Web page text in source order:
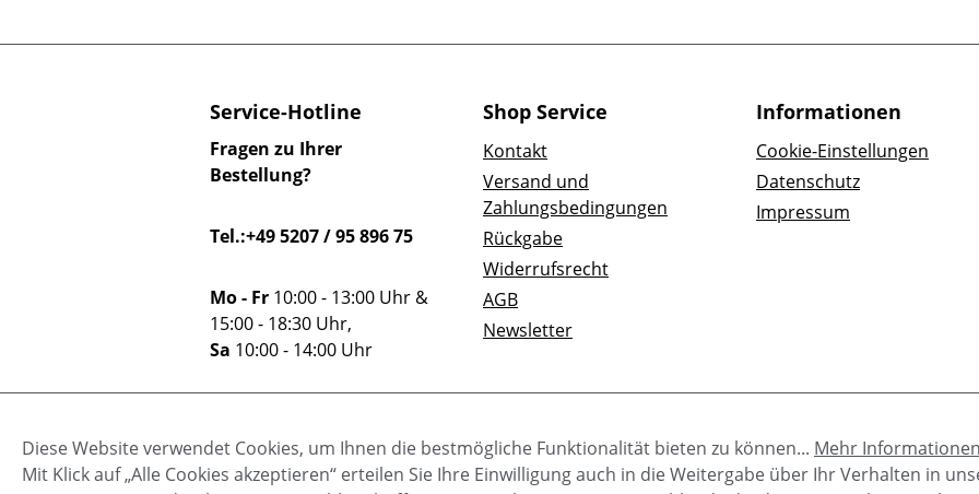
Service-Hotline
Fragen zu Ihrer
Bestellung?
Tel.:+49 5207 / 95 896 75
Mo - Fr 10:00 - 13:00 Uhr &
15:00 - 18:30 Uhr,
Sa 10:00 - 14:00 Uhr
Kontaktformular.
Shop Service
Kontakt
Versand und
Zahlungsbedingungen
Rückgabe
Widerrufsrecht
AGB
Newsletter
Informationen
Cookie-Einstellungen
Datenschutz
Impressum
Diese Website verwendet Cookies, um Ihnen die bestmögliche Funktionalität bieten zu können... Mehr Informationen
Mit Klick auf „Alle Cookies akzeptieren“ erteilen Sie Ihre Einwilligung auch in die Weitergabe über Ihr Verhalten in